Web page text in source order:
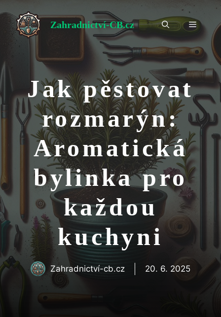
na
obsah
Zahradnictví-CB.cz Menu
Jak pěstovat
rozmarýn:
Aromatická
bylinka pro
každou
kuchyni
Zahradnictví-cb.cz 20. 6. 2025